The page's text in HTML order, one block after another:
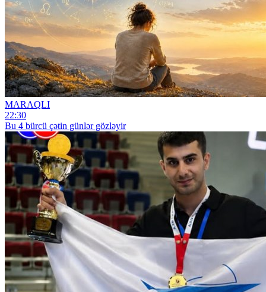
MARAQLI
22:30
Bu 4 bürcü çətin günlər gözləyir